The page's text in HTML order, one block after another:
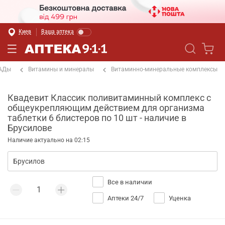
Киев Ваша аптека
Витамины и минералы Витаминно-минеральные комплексы
Квадевит Классик поливитаминный комплекс с
общеукрепляющим действием для организма
таблетки 6 блистеров по 10 шт - наличие в
Брусилове
Наличие актуально на 02:15
Все в наличии
Аптеки 24/7 Уценка